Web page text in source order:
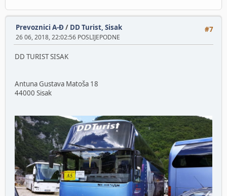
#7
Prevoznici A-Đ / DD Turist, Sisak
26 06, 2018, 22:02:56 POSLIJEPODNE
DD TURIST SISAK
Antuna Gustava Matoša 18
44000 Sisak